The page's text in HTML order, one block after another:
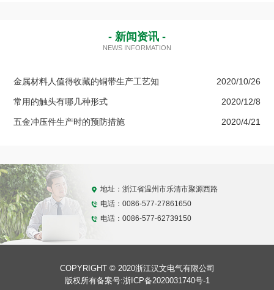
- 新闻资讯 -
NEWS INFORMATION
金属材料人值得收藏的铜带生产工艺知 2020/10/26
常用的触头有哪几种形式 2020/12/8
五金冲压件生产时的预防措施 2020/4/21
地址：浙江省温州市乐清市聚源西路
电话：0086-577-27861650
电话：0086-577-62739150
COPYRIGHT © 2020浙江汉文电气有限公司
版权所有备案号:浙ICP备2020031740号-1